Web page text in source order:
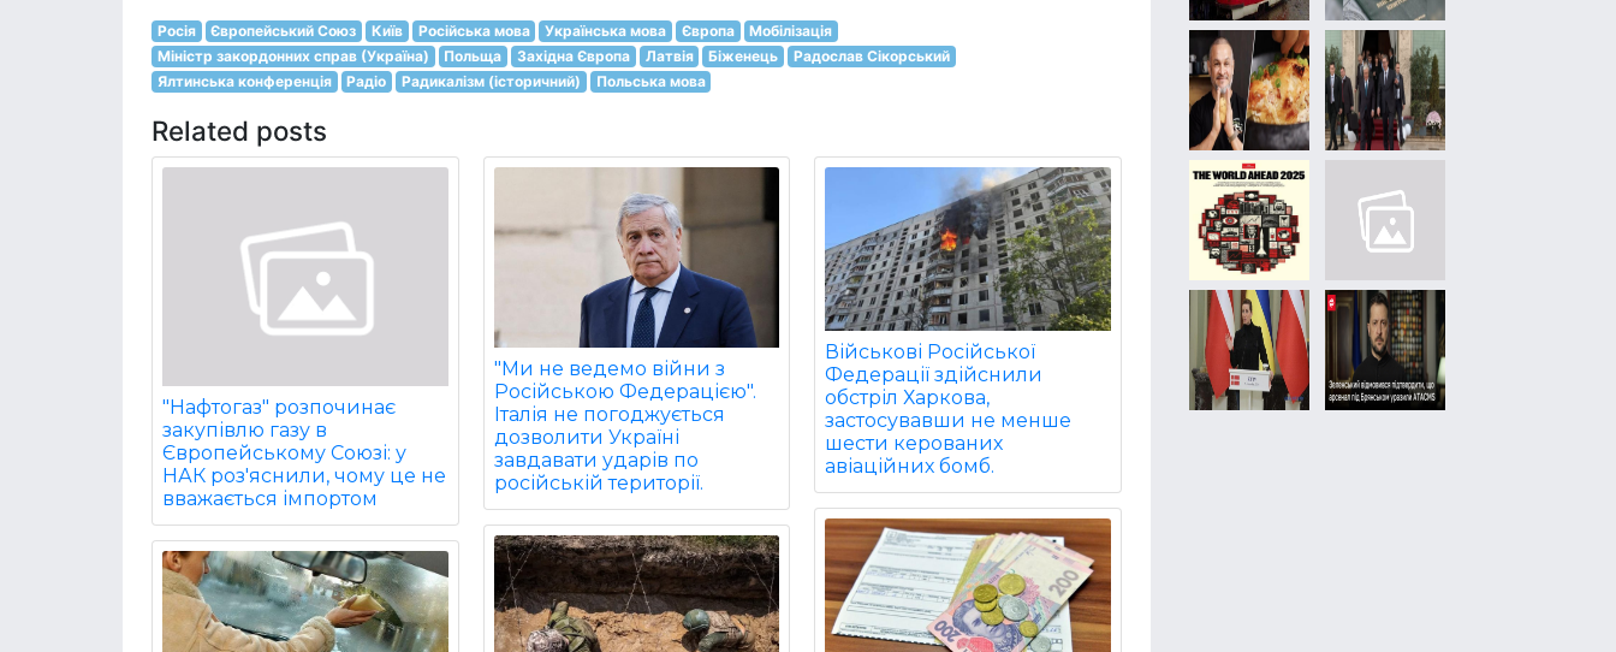
Росія Європейський Союз Київ Російська мова Українська мова Європа
Мобілізація
Міністр закордонних справ (Україна)
Польща Західна Європа Латвія Біженець
Радослав Сікорський
Ялтинська конференція
Радіо Радикалізм (історичний) Польська мова
Related posts
"Нафтогаз" розпочинає
закупівлю газу в
Європейському Союзі: у
НАК роз'яснили, чому це не
вважається імпортом
"Ми не ведемо війни з
Російською Федерацією".
Італія не погоджується
дозволити Україні
завдавати ударів по
російській території.
Військові Російської
Федерації здійснили
обстріл Харкова,
застосувавши не менше
шести керованих
авіаційних бомб.